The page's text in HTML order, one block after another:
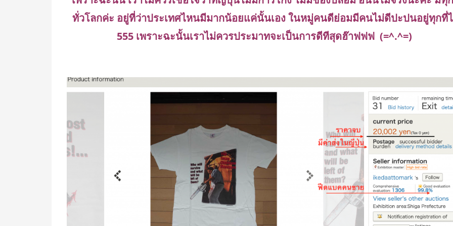
ทั่วโลกค่ะ อยู่ที่ว่าประเทศไหนมีมากน้อยแค่นั้นเอง ในหมู่คนดีย่อมมีคนไม่ดีปะปนอยู่ทุกที่
555 เพราะฉะนั้นเราไม่ควรประมาทจะเป็นการดีทีสุดฮ๊าฟฟฟ (=^.^=)